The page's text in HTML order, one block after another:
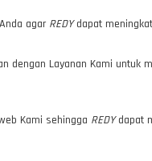
agar REDYdapat
Layanan Kami
Kami sehingga REDYdapat